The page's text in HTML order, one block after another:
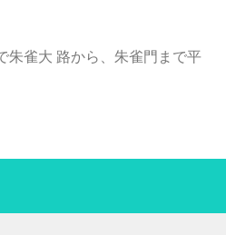
朱雀大 路から、朱雀門まで平